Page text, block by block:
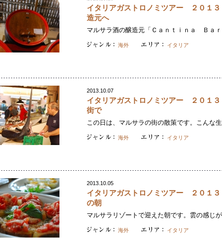
イタリアガストロノミツアー ２０１
造元へ
マルサラ酒の醸造元「Ｃａｎｔｉｎａ Ｂａ
海外 イタリア
2013.10.07
イタリアガストロノミツアー ２０１
街で
この日は、マルサラの街の散策です。こんな
海外 イタリア
2013.10.05
イタリアガストロノミツアー ２０１
の朝
マルサラリゾートで迎えた朝です。雲の感じ
海外 イタリア